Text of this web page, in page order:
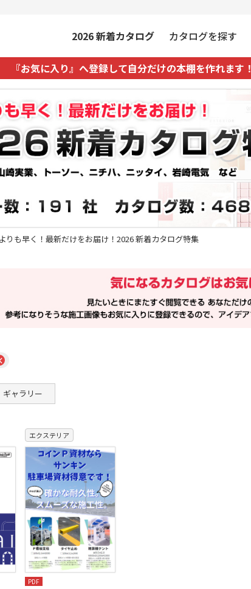
2026新着カタログ カタログを探す
りも早く！最新だけをお届け！2026 新着カタログ特集
ギャラリー
エクステリア
PDF
『お気に入り』へ登録して自分だけの本棚を作れます！